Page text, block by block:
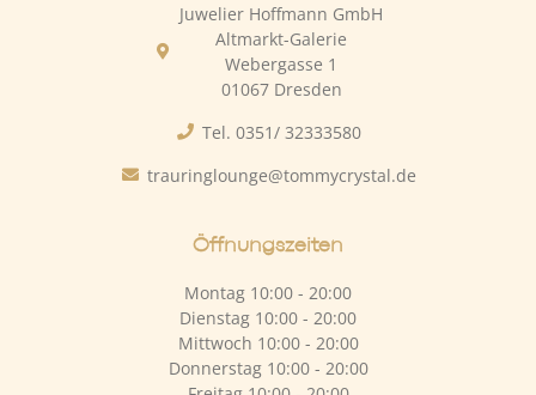
Juwelier Hoffmann GmbH
Altmarkt-Galerie
Webergasse 1
01067 Dresden
Tel. 0351/ 32333580
trauringlounge@tommycrystal.de
Öffnungszeiten
Montag 10:00 - 20:00
Dienstag 10:00 - 20:00
Mittwoch 10:00 - 20:00
Donnerstag 10:00 - 20:00